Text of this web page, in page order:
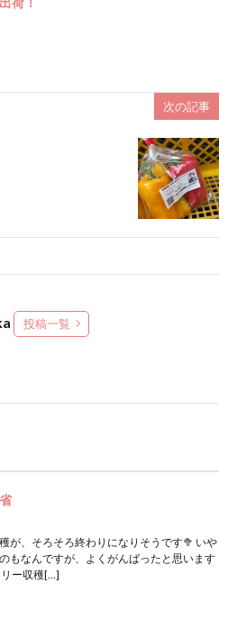
次の記事
投稿一覧
が、そろそろ終わりになりそうです🥦 いや
もなんですが、よくがんばったと思います
リー収穫[…]